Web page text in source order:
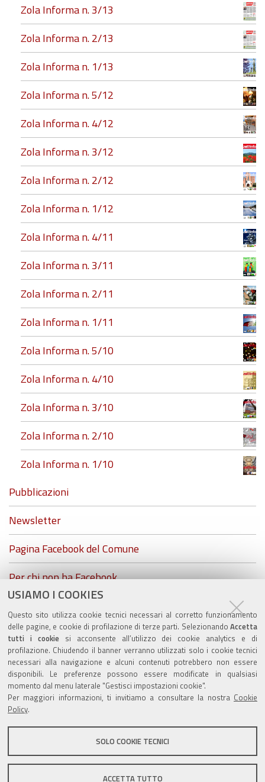
USIAMO I COOKIES
Questo sito utilizza cookie tecnici necessari al corretto funzionamento
delle pagine, e cookie di profilazione di terze parti. Selezionando Accetta
tutti i cookiesi acconsente all’utilizzo dei cookie analytics e di
profilazione. Chiudendo il banner verranno utilizzati solo i cookie tecnici
necessari alla navigazione e alcuni contenuti potrebbero non essere
disponibili. Le preferenze possono essere modificate in qualsiasi
momento dal menu laterale "Gestisci impostazioni cookie".
Per maggiori informazioni, ti invitiamo a consultare la nostra Cookie
Policy.
SOLO COOKIE TECNICI
ACCETTA TUTTO
Zola Informa n. 3/13
Zola Informa n. 2/13
Zola Informa n. 1/13
Zola Informa n. 5/12
Zola Informa n. 4/12
Zola Informa n. 3/12
Zola Informa n. 2/12
Zola Informa n. 1/12
Zola Informa n. 4/11
Zola Informa n. 3/11
Zola Informa n. 2/11
Zola Informa n. 1/11
Zola Informa n. 5/10
Zola Informa n. 4/10
Zola Informa n. 3/10
Zola Informa n. 2/10
Zola Informa n. 1/10
Pubblicazioni
Newsletter
Pagina Facebook del Comune
Per chi non ha Facebook...
ZolaGram - il canale Telegram del Comune di Zola
Predosa
Valuta questo sito
Sito istituzionale Comune di Zola Predosa